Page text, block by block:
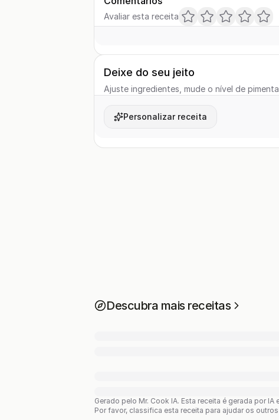
Avaliar esta receita
Deixe do seu jeito
Ajuste ingredientes, mude o nível de
Personalizar receita
Descubra mais receitas
Gerado pelo Mr. Cook IA. Esta receita é gerada por
Por favor, classifica esta receita para ajudar os